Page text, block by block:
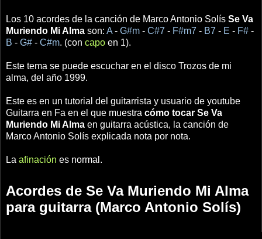
Los 10 acordes de la canción de Marco Antonio Solís Se Va
Muriendo Mi Alma son: A - G#m - C#7 - F#m7 - B7 - E - F# -
B - G# - C#m. (con capo en 1).
Este tema se puede escuchar en el disco Trozos de mi
alma, del año 1999.
Este es en un tutorial del guitarrista y usuario de youtube
Guitarra en Fa en el que muestra cómo tocar Se Va
Muriendo Mi Alma en guitarra acústica, la canción de
Marco Antonio Solís explicada nota por nota.
La afinación es normal.
Acordes de Se Va Muriendo Mi Alma
para guitarra (Marco Antonio Solís)